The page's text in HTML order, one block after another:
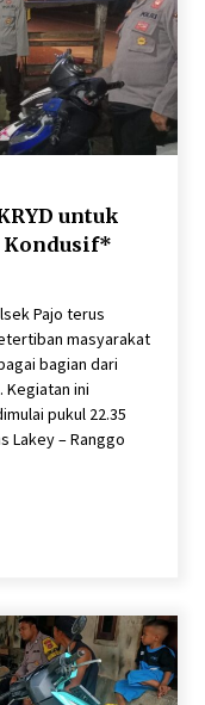
untuk
Kondusif*
Pajo terus
masyarakat
bagian dari
Kegiatan ini
pukul 22.35
Lakey – Ranggo